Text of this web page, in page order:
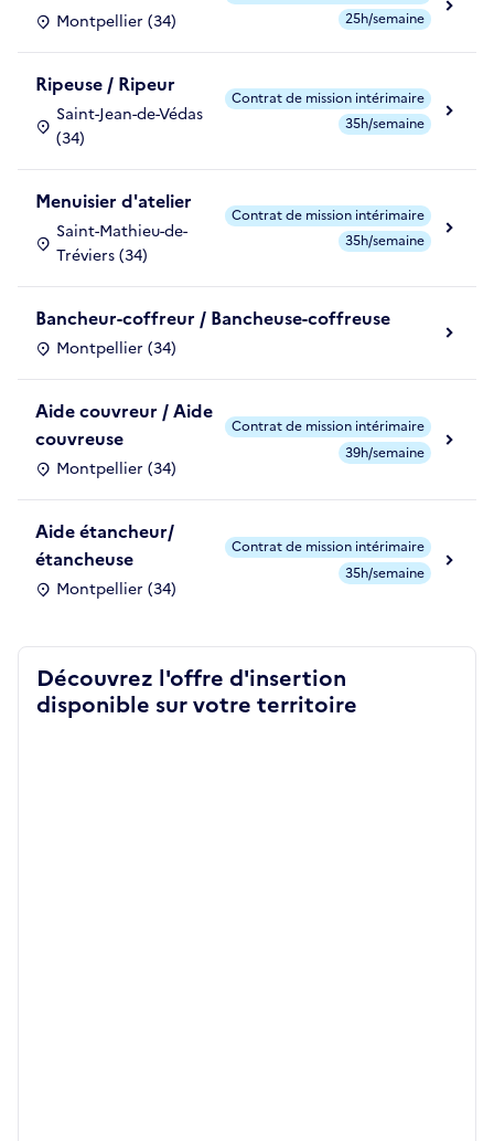
Montpellier (34)
25h/semaine
Ripeuse / Ripeur
Saint-Jean-de-Védas
(34)
Contrat de mission intérimaire
35h/semaine
Menuisier d'atelier
Saint-Mathieu-de-
Tréviers (34)
Contrat de mission intérimaire
35h/semaine
Bancheur-coffreur / Bancheuse-coffreuse
Montpellier (34)
Aide couvreur / Aide
couvreuse
Montpellier (34)
Contrat de mission intérimaire
39h/semaine
Aide étancheur/
étancheuse
Montpellier (34)
Contrat de mission intérimaire
35h/semaine
Découvrez l'offre d'insertion
disponible sur votre territoire